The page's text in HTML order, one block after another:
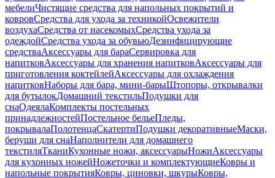
мебелиЧистящие средства для напольных покрытий и
ковровСредства для ухода за техникойОсвежители
воздухаСредства от насекомыхСредства ухода за
одеждойСредства ухода за обувьюДезинфицирующие
средстваАксессуары для бараСервировка для
напитковАксессуары для хранения напитковАксессуары для
приготовления коктейлейАксессуары для охлаждения
напитковНаборы для бара, мини-барыШтопоры, открывалки
для бутылокДомашний текстильПодушки для
снаОдеялаКомплекты постельных
принадлежностейПостельное бельеПледы,
покрывалаПолотенцаСкатертиПодушки декоративныеМаски,
беруши для снаНаполнители для домашнего
текстиляТканиКухонные ножи, аксессуарыНожиАксессуары
для кухонных ножейНожеточки и комплектующиеКовры и
напольные покрытияКовры, циновки, шкурыКовры,